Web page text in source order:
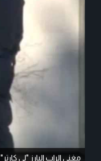
مغني الراب البارز "لي كارتر"